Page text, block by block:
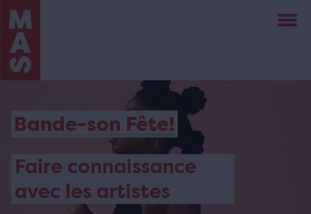
Aller
au
contenu
principal
Bande-son Fête!
Faire connaissance
avec les artistes